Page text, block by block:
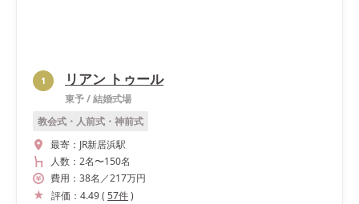
1
東予/結婚式場
リアン トゥール
教会式・人前式・神前式
最寄： JR新居浜駅
人数： 2名〜150名
費用： 38名 ／217万円
評価： 4.49( 57件)